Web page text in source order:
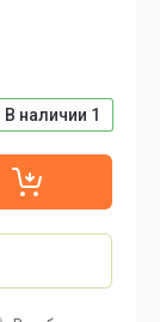
В наличии 1